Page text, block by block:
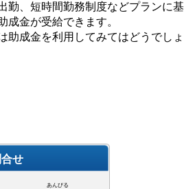
勤、短時間勤務制度などプランに基
成金が受給できます。
助成金を利用してみてはどうでしょ
せ
んびる